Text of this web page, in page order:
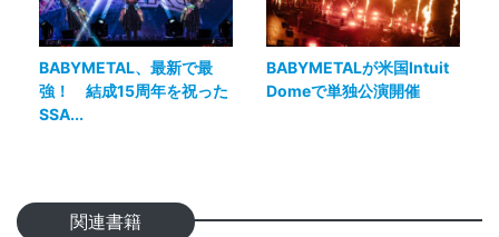
BABYMETAL、最新で最
強！ 結成15周年を祝った
SSA...
BABYMETALが米国Intuit
Domeで単独公演開催
関連書籍